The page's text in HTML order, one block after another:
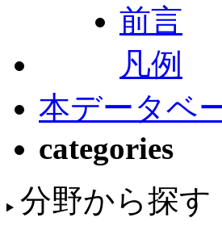
前言
凡例
本データベ
categories
分野から探す